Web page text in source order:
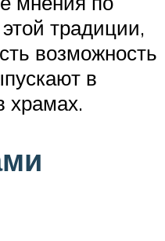
традиции,
возможность
в
храмах.